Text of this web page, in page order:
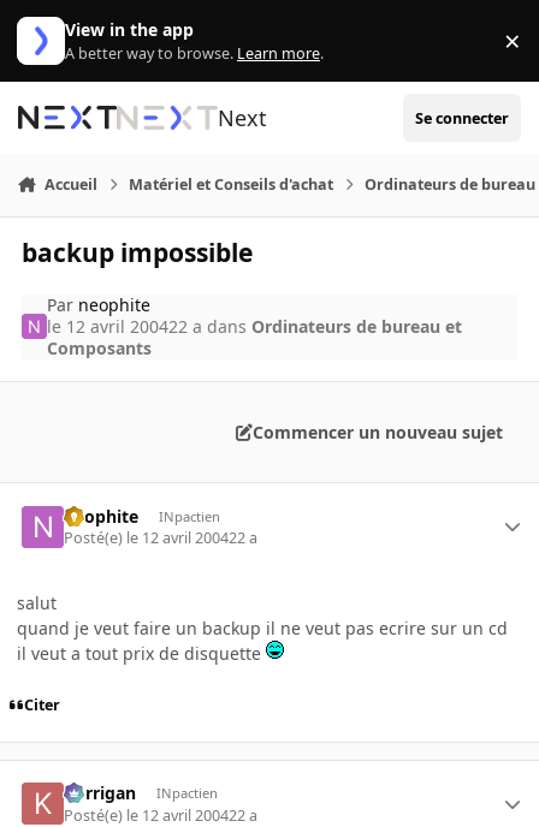
Aller au contenu
View in the app
A better way to browse. Learn more. ×
Next Se connecter
Accueil Matériel et Conseils d'achat Ordinateurs de bureau
backup impossible
Par neophite
le 12 avril 200422 a dans Ordinateurs de bureau et
Composants
Commencer un nouveau sujet
neophite INpactien
Posté(e) le 12 avril 200422 a
salut
quand je veut faire un backup il ne veut pas ecrire sur un cd
il veut a tout prix de disquette
Citer
korrigan INpactien
Posté(e) le 12 avril 200422 a